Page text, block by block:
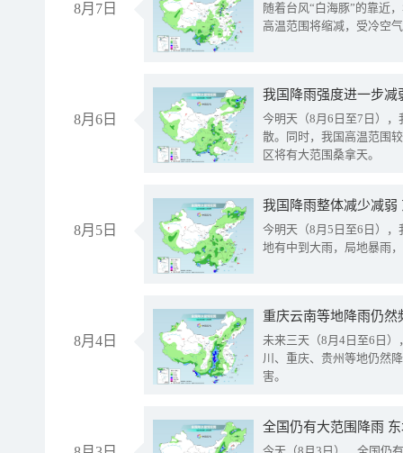
8月7日
随着台风“白海豚”的靠近
高温范围将缩减，受冷空
8月6日
今明天（8月6日至7日）
散。同时，我国高温范围
区将有大范围桑拿天。
8月5日
我国降雨整体减少减弱
今明天（8月5日至6日）
地有中到大雨，局地暴雨
8月4日
重庆云南等地降雨仍然
未来三天（8月4日至6日
川、重庆、贵州等地仍然
害。
全国仍有大范围降雨